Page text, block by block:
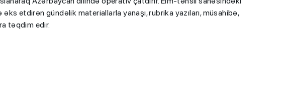
etdirən gündəlik materiallarla yanaşı, rubrika yazıları, müsahibə,
təqdim edir.